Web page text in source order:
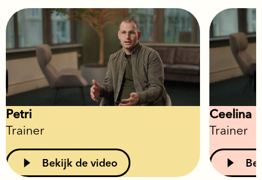
Petri
Trainer
Bekijk de video
Ceelina
Trainer